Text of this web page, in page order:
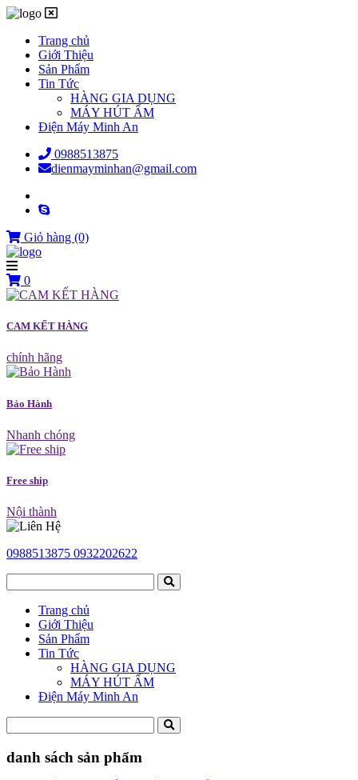
Trang chủ
Giới Thiệu
Sản Phẩm
Tin Tức
HÀNG GIA DỤNG
MÁY HÚT ẨM
Điện Máy Minh An
0988513875
dienmayminhan@gmail.com
Giỏ hàng (0)
0
CAM KẾT HÀNG
chính hãng
Bảo Hành
Nhanh chóng
Free ship
Nội thành
0988513875 0932202622
Trang chủ
Giới Thiệu
Sản Phẩm
Tin Tức
HÀNG GIA DỤNG
MÁY HÚT ẨM
Điện Máy Minh An
danh sách sản phẩm